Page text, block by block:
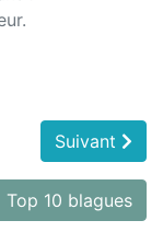
Suivant
Top 10 blagues